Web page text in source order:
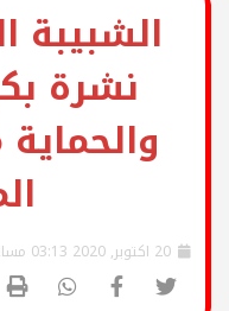
الشبيبة
نشرة